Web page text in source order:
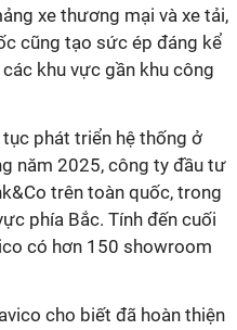
xe thương mại và xe tải,
cũng tạo sức ép đáng kể
khu vực gần khu công
phát triển hệ thống ở
năm 2025, công ty đầu tư
trên toàn quốc, trong
phía Bắc. Tính đến cuối
có hơn 150 showroom
cho biết đã hoàn thiện